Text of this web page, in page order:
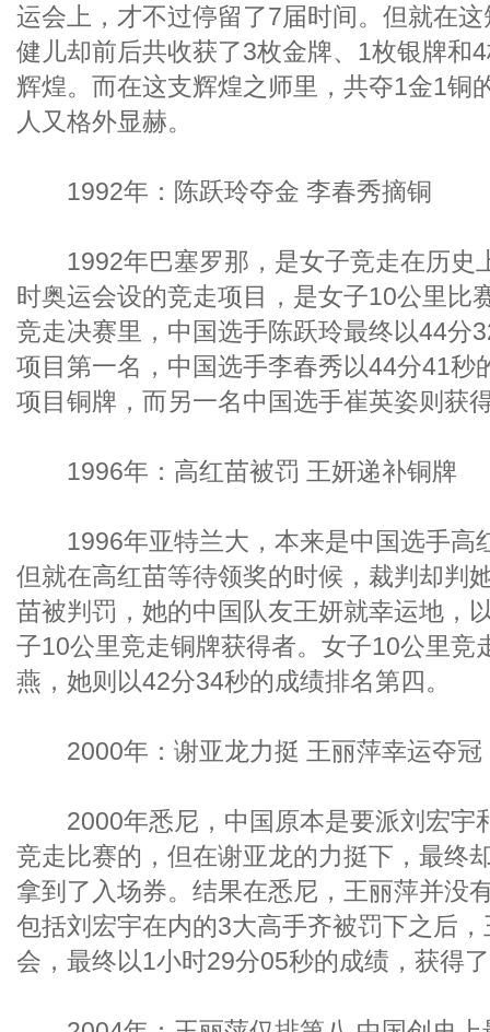
运会上，才不过停留了7届时间。但就在
健儿却前后共收获了3枚金牌、1枚银牌和
辉煌。而在这支辉煌之师里，共夺1金1铜
人又格外显赫。
1992年：陈跃玲夺金 李春秀摘铜
1992年巴塞罗那，是女子竞走在历史
时奥运会设的竞走项目，是女子10公里比
竞走决赛里，中国选手陈跃玲最终以44分
项目第一名，中国选手李春秀以44分41秒
项目铜牌，而另一名中国选手崔英姿则获
1996年：高红苗被罚 王妍递补铜牌
1996年亚特兰大，本来是中国选手高
但就在高红苗等待领奖的时候，裁判却判
苗被判罚，她的中国队友王妍就幸运地，
子10公里竞走铜牌获得者。女子10公里竞
燕，她则以42分34秒的成绩排名第四。
2000年：谢亚龙力挺 王丽萍幸运夺冠
2000年悉尼，中国原本是要派刘宏宇
竞走比赛的，但在谢亚龙的力挺下，最终
拿到了入场券。结果在悉尼，王丽萍并没
包括刘宏宇在内的3大高手齐被罚下之后
会，最终以1小时29分05秒的成绩，获得